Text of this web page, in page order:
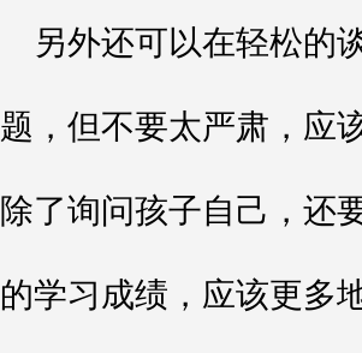
另外还可以在轻松的
题，但不要太严肃，应
除了询问孩子自己，还
的学习成绩，应该更多